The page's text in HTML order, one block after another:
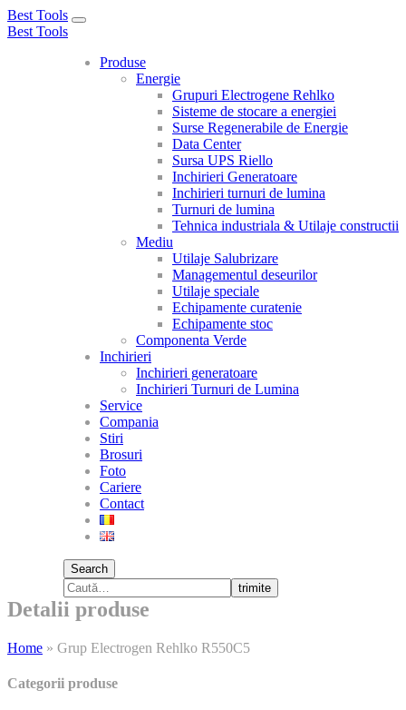
Best Tools
Toggle
Best Tools
Produse
Energie
Grupuri Electrogene Rehlko
Sisteme de stocare a energiei
Surse Regenerabile de Energie
Data Center
Sursa UPS Riello
Inchirieri Generatoare
Inchirieri turnuri de lumina
Turnuri de lumina
Tehnica industriala & Utilaje constructii
Mediu
Utilaje Salubrizare
Managementul deseurilor
Utilaje speciale
Echipamente curatenie
Echipamente stoc
Componenta Verde
Inchirieri
Inchirieri generatoare
Inchirieri Turnuri de Lumina
Service
Compania
Stiri
Brosuri
Foto
Cariere
Contact
Search
trimite
Detalii produse
Home » Grup Electrogen Rehlko R550C5
Categorii produse